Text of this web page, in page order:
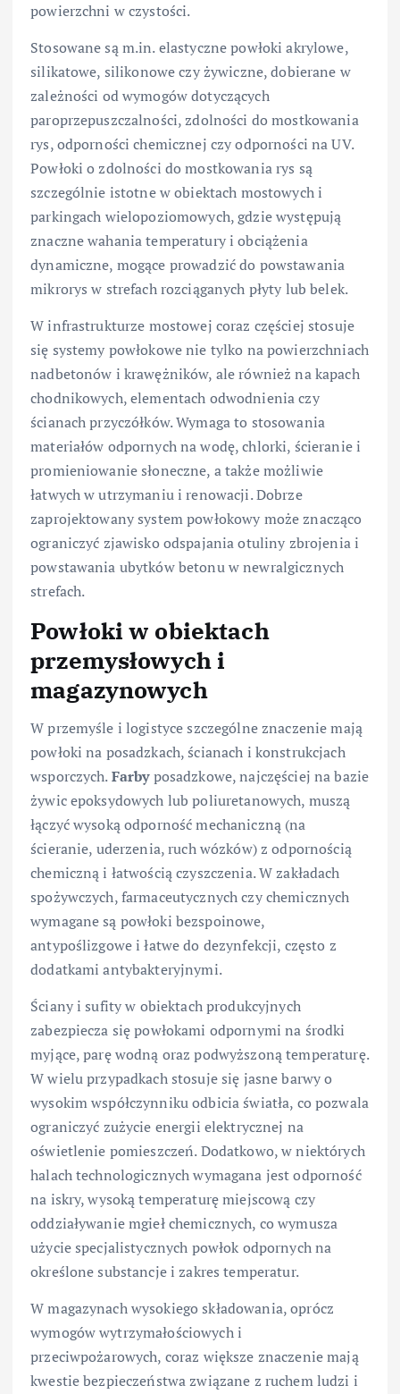
powierzchni w czystości.
Stosowane są m.in. elastyczne powłoki akrylowe,
silikatowe, silikonowe czy żywiczne, dobierane w
zależności od wymogów dotyczących
paroprzepuszczalności, zdolności do mostkowania
rys, odporności chemicznej czy odporności na UV.
Powłoki o zdolności do mostkowania rys są
szczególnie istotne w obiektach mostowych i
parkingach wielopoziomowych, gdzie występują
znaczne wahania temperatury i obciążenia
dynamiczne, mogące prowadzić do powstawania
mikrorys w strefach rozciąganych płyty lub belek.
W infrastrukturze mostowej coraz częściej stosuje
się systemy powłokowe nie tylko na powierzchniach
nadbetonów i krawężników, ale również na kapach
chodnikowych, elementach odwodnienia czy
ścianach przyczółków. Wymaga to stosowania
materiałów odpornych na wodę, chlorki, ścieranie i
promieniowanie słoneczne, a także możliwie
łatwych w utrzymaniu i renowacji. Dobrze
zaprojektowany system powłokowy może znacząco
ograniczyć zjawisko odspajania otuliny zbrojenia i
powstawania ubytków betonu w newralgicznych
strefach.
Powłoki w obiektach
przemysłowych i
magazynowych
W przemyśle i logistyce szczególne znaczenie mają
powłoki na posadzkach, ścianach i konstrukcjach
wsporczych.Farbyposadzkowe, najczęściej na bazie
żywic epoksydowych lub poliuretanowych, muszą
łączyć wysoką odporność mechaniczną (na
ścieranie, uderzenia, ruch wózków) z odpornością
chemiczną i łatwością czyszczenia. W zakładach
spożywczych, farmaceutycznych czy chemicznych
wymagane są powłoki bezspoinowe,
antypoślizgowe i łatwe do dezynfekcji, często z
dodatkami antybakteryjnymi.
Ściany i sufity w obiektach produkcyjnych
zabezpiecza się powłokami odpornymi na środki
myjące, parę wodną oraz podwyższoną temperaturę.
W wielu przypadkach stosuje się jasne barwy o
wysokim współczynniku odbicia światła, co pozwala
ograniczyć zużycie energii elektrycznej na
oświetlenie pomieszczeń. Dodatkowo, w niektórych
halach technologicznych wymagana jest odporność
na iskry, wysoką temperaturę miejscową czy
oddziaływanie mgieł chemicznych, co wymusza
użycie specjalistycznych powłok odpornych na
określone substancje i zakres temperatur.
W magazynach wysokiego składowania, oprócz
wymogów wytrzymałościowych i
przeciwpożarowych, coraz większe znaczenie mają
kwestie bezpieczeństwa związane z ruchem ludzi i